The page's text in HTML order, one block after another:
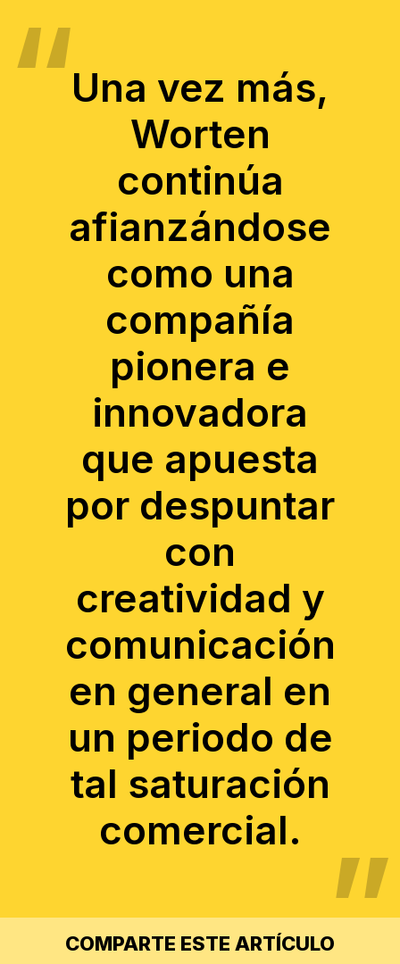
Una vez más,
Worten
continúa
afianzándose
como una
compañía
pionera e
innovadora
que apuesta
por despuntar
con
creatividad y
comunicación
en general en
un periodo de
tal saturación
comercial.
COMPARTE ESTE ARTÍCULO